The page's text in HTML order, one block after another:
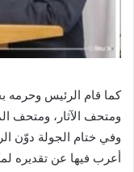
كما قام الرئيس وحرمه
ومتحف الآثار، ومتحف
وفي ختام الجولة دوّن
أعرب فيها عن تقديره